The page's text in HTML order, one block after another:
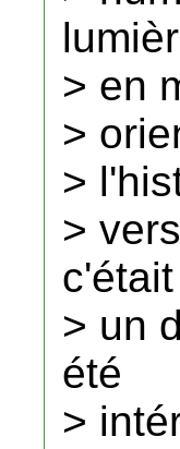
> en
>
>
>
c'était
> un
été
>